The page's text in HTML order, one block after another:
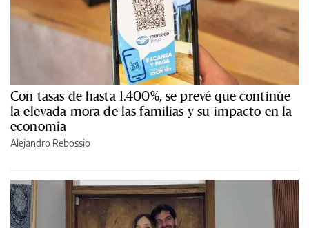
Con tasas de hasta 1.400%, se prevé que continúe
la elevada mora de las familias y su impacto en la
economía
Alejandro Rebossio